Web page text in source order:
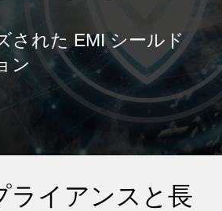
された EMI シールド
ン
お客様と緊密に連携し、カスタマイ
ールド ソリューションを開発しま
ライアンスと長